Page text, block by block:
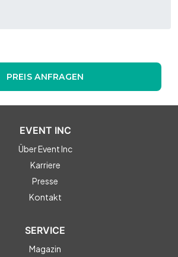
PREIS ANFRAGEN
EVENT INC
Über Event Inc
Karriere
Presse
Kontakt
SERVICE
Magazin